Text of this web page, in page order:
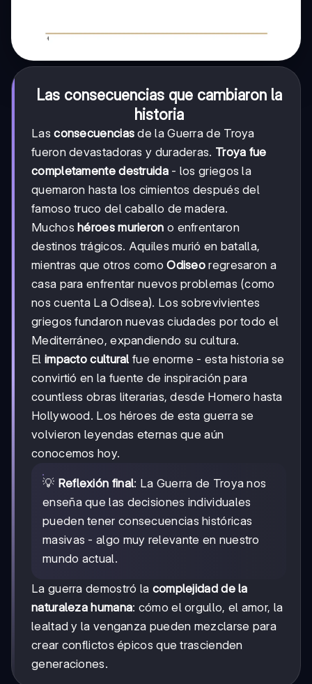
Las consecuencias que cambiaron la
historia
Lasconsecuencias de la Guerra de Troya
fueron devastadoras y duraderas. Troya fue
completamente destruida- los griegos la
quemaron hasta los cimientos después del
famoso truco del caballo de madera.
Muchos héroes murieron o enfrentaron
destinos trágicos. Aquiles murió en batalla,
mientras que otros comoOdiseo regresaron a
casa para enfrentar nuevos problemas (como
nos cuenta La Odisea). Los sobrevivientes
griegos fundaron nuevas ciudades por todo el
Mediterráneo, expandiendo su cultura.
El impacto cultural fue enorme - esta historia se
convirtió en la fuente de inspiración para
countless obras literarias, desde Homero hasta
Hollywood. Los héroes de esta guerra se
volvieron leyendas eternas que aún
conocemos hoy.
💡 Reflexión final: La Guerra de Troya nos
enseña que las decisiones individuales
pueden tener consecuencias históricas
masivas - algo muy relevante en nuestro
mundo actual.
La guerra demostró la complejidad de la
naturaleza humana: cómo el orgullo, el amor, la
lealtad y la venganza pueden mezclarse para
crear conflictos épicos que trascienden
generaciones.